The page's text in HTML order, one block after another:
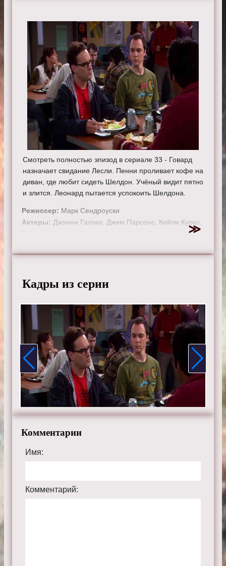
Смотреть полностью эпизод в сериале 33 - Говард
назначает свидание Лесли. Пенни проливает кофе на
диван, где любит сидеть Шелдон. Учёный видит пятно
и злится. Леонард пытается успокоить Шелдона.
Режиссер: Марк Сендроуски
Актеры: Джонни Галэки, Джим Парсонс, Кейли Куоко,
Саймон Хелберг, Кунал Найяр, Маим Бялик, Мелисса
телефоне, планшете, пк или телевизоре на сайте
Кадры из серии
Комментарии
Имя:
Комментарий: